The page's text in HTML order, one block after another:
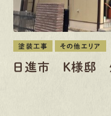
塗装工事 その他エリア
日進市 K様邸